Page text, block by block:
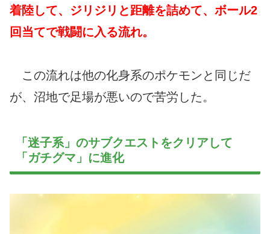
着陸して、ジリジリと距離を詰めて、ボール2
回当てで戦闘に入る流れ。
この流れは他の化身系のポケモンと同じだ
が、沼地で足場が悪いので苦労した。
「迷子系」のサブクエストをクリアして
「ガチグマ」に進化